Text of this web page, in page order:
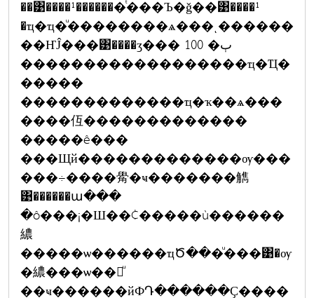
��͹����¹�������ͭ���Ъ�ǧ��͹����¹
�ҵ�ҵ�ͧ��������ѧ���ͺ������
��ҤĴ���͹����ӡ��� 100 �ٻ
������������������ҵ�Ҵ�
�����
�������������ҵ�ҡ��ѧ���
����仾�������������
�����ê���
���Щй�������������ѹ���
���÷����觷�ҹ�������觹
͹������ա���
�ô���¡�Ш��¢�����ù������
繷
�����ѡ������ҵԾ���ͧ���͹�ѹ
�繷���ѡ��觢ͧ
��ҹ������йФԴ������Ҫ����